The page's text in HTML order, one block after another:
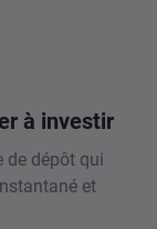
à investir
de dépôt qui
et